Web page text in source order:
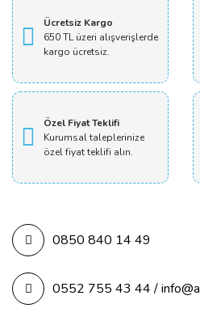
Ücretsiz Kargo
650 TL üzeri alışverişlerde
kargo ücretsiz.
Özel Fiyat Teklifi
Kurumsal taleplerinize
özel fiyat teklifi alın.
0850 840 14 49
0552 755 43 44 /